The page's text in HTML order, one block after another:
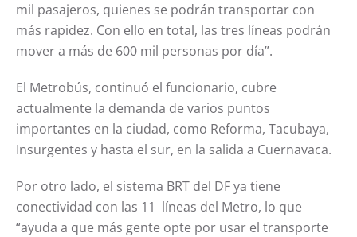
mil pasajeros, quienes se podrán transportar con
más rapidez. Con ello en total, las tres líneas podrán
mover a más de 600 mil personas por día”.
El Metrobús, continuó el funcionario, cubre
actualmente la demanda de varios puntos
importantes en la ciudad, como Reforma, Tacubaya,
Insurgentes y hasta el sur, en la salida a Cuernavaca.
Por otro lado, el sistema BRT del DF ya tiene
conectividad con las 11 líneas del Metro, lo que
“ayuda a que más gente opte por usar el transporte